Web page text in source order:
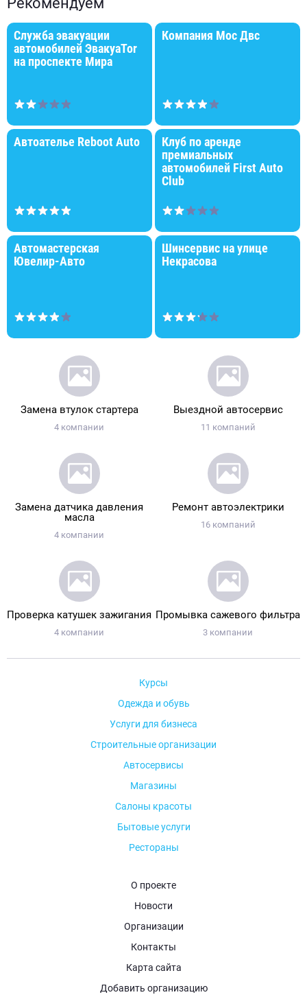
Служба эвакуации
автомобилей ЭвакуаTor
на проспекте Мира
Компания Мос Двс
Автоателье Reboot Auto
Клуб по аренде
премиальных
автомобилей First Auto
Club
Автомастерская
Ювелир-Авто
Шинсервис на улице
Некрасова
Замена втулок стартера
4 компании
Выездной автосервис
11 компаний
Замена датчика давления
масла
4 компании
Ремонт автоэлектрики
16 компаний
Проверка катушек зажигания
4 компании
Промывка сажевого фильтра
3 компании
Курсы
Одежда и обувь
Услуги для бизнеса
Строительные организации
Автосервисы
Магазины
Салоны красоты
Бытовые услуги
Рестораны
О проекте
Новости
Организации
Контакты
Карта сайта
Добавить организацию